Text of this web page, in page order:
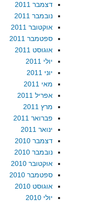
דצמבר 2011
נובמבר 2011
אוקטובר 2011
ספטמבר 2011
אוגוסט 2011
יולי 2011
יוני 2011
מאי 2011
אפריל 2011
מרץ 2011
פברואר 2011
ינואר 2011
דצמבר 2010
נובמבר 2010
אוקטובר 2010
ספטמבר 2010
אוגוסט 2010
יולי 2010